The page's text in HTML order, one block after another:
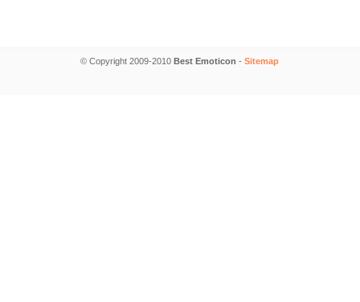
© Copyright 2009-2010 Best Emoticon - Sitemap